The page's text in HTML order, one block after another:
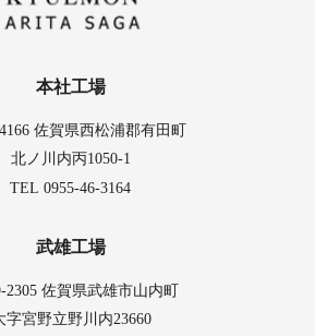
本社工場
佐賀県西松浦郡有田町
北ノ川内丙1050-1
TEL0955-46-3164
武雄工場
2305 佐賀県武雄市山内町
字宮野立野川内23660